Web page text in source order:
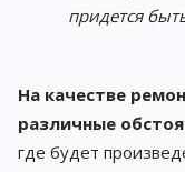
придется
На качестве
различные
где будет